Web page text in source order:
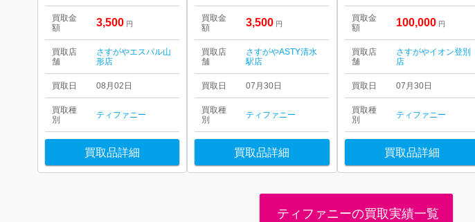
買取金
額
3,500 円
買取店
舗
さすがやエスパル山
形店
買取日 08月02日
買取種
別
ティファニー
買取品詳細
買取金
額
3,500 円
買取店
舗
さすがやASTY清水
駅店
買取日 07月30日
買取種
別
ティファニー
買取品詳細
買取金
額
100,000 円
買取店
舗
さすがやイオン登別
店
買取日 07月30日
買取種
別
ティファニー
買取品詳細
ティファニーの買取実績一覧